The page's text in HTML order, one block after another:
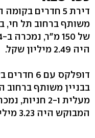
היה 2.49 מיליון שקל.
המבוקש היה 3.23 מיליון שקל.